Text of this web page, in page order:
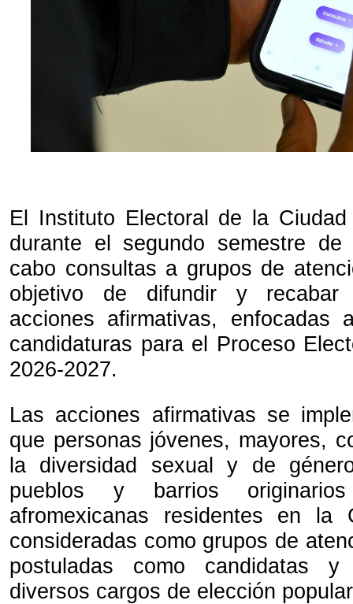
El Instituto Electoral de la
durante el segundo semestre
cabo consultas a grupos de
objetivo de difundir y recabar
acciones afirmativas, enfocadas
candidaturas para el Proceso
2026-2027.
Las acciones afirmativas se
que personas jóvenes, mayores,
la diversidad sexual y de
pueblos y barrios
afromexicanas residentes en la
consideradas como grupos de
postuladas como candidatas
diversos cargos de elección